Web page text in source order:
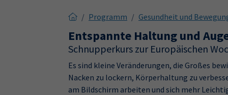
Programm Gesundheit und
Entspannte Haltung und
Schnupperkurs zur Europäischen
Es sind kleine Veränderungen, die Großes
Nacken zu lockern, Körperhaltung zu
am Bildschirm arbeiten und sich mehr